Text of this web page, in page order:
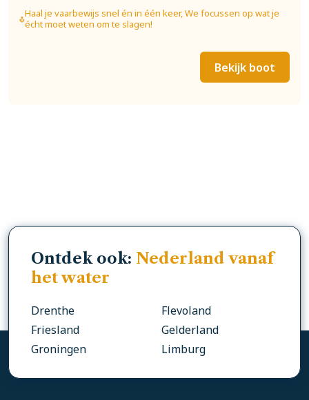
Haal je vaarbewijs snel én in één keer, We focussen op wat je
écht moet weten om te slagen!
Bekijk boot
Ontdek ook: Nederland vanaf
het water
Drenthe
Flevoland
Friesland
Gelderland
Groningen
Limburg